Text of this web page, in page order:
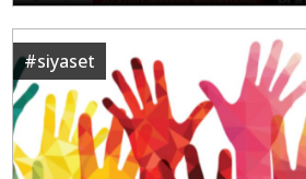
#siyaset